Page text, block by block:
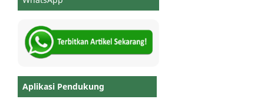
Aplikasi Pendukung